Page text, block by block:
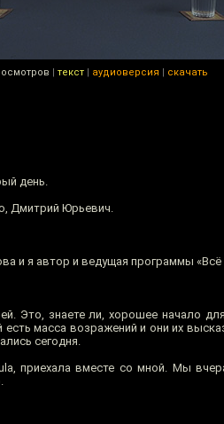
| текст | аудиоверсия | скачать
день.
Дмитрий Юрьевич.
и я автор и ведущая программы «Всё
Это, знаете ли, хорошее начало
есть масса возражений и они их
сегодня.
приехала вместе со мной. Мы